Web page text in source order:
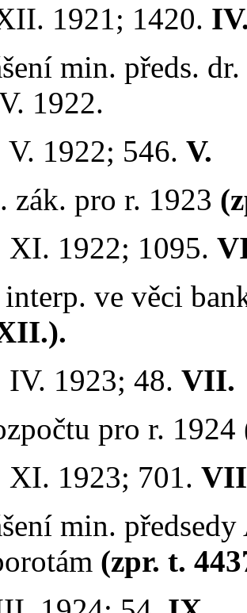
1921; 1420.
min. předs.
1922.
V. 1922; 546. V.
zák. pro r. 1923
XI. 1922; 1095.
interp. ve věci
IV. 1923; 48. VII.
pro r. 1924
XI. 1923; 701.
min.
(zpr. t.